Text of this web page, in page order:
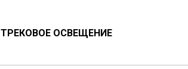
ТРЕКОВОЕ ОСВЕЩЕНИЕ